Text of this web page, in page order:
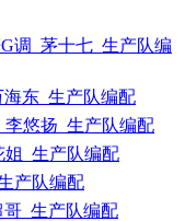
调_茅十七_生产队编
东_生产队编配
悠扬_生产队编配
姐_生产队编配
产队编配
_生产队编配